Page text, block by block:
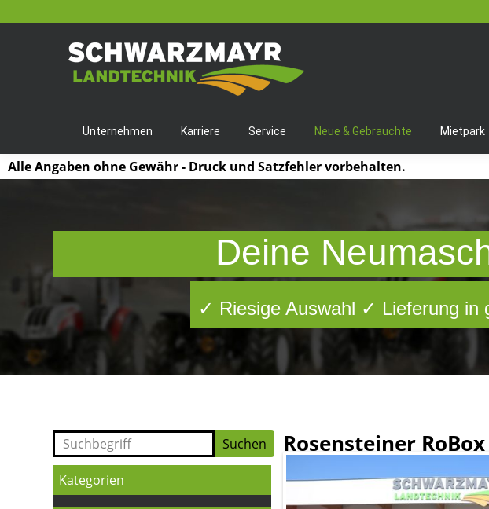
Unternehmen Karriere Service Neue & Gebrauchte Mietpark
Deine
✓ Riesige Auswahl ✓ Lieferung in
Kategorien
Rosensteiner RoBox
Alle Angaben ohne Gewähr - Druck und Satzfehler vorbehalten.